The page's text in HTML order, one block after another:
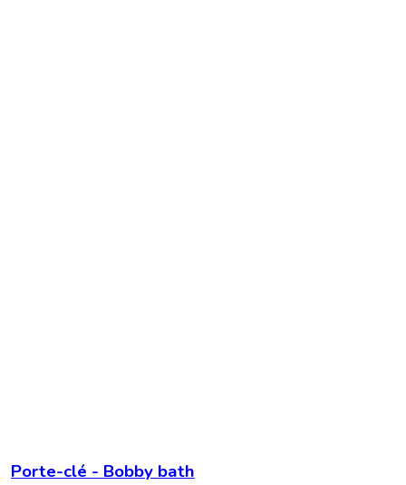
Porte-clé - Bobby bath